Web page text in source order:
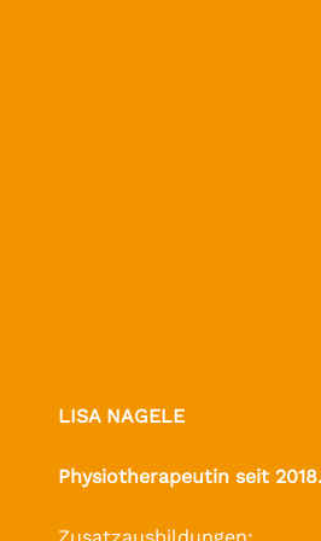
LISA NAGELE
Physiotherapeutin seit